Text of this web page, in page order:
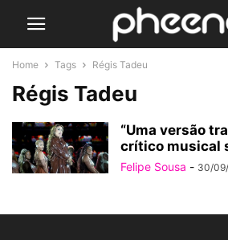
Home Tags Régis Tadeu
Régis Tadeu
“Uma versão
crítico musical
Felipe Sousa - 30/